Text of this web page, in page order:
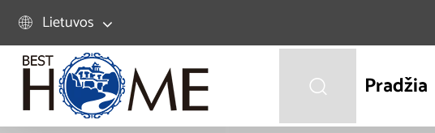
 Lietuvos
 Pradžia